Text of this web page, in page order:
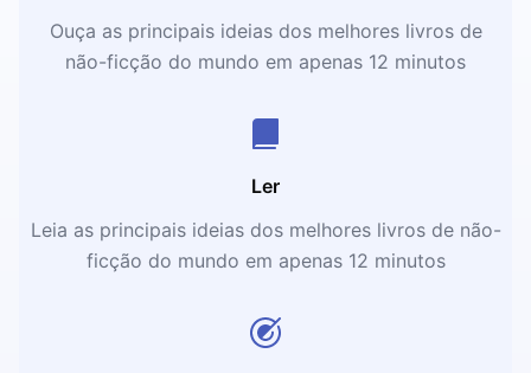
Ouça as principais ideias dos melhores livros de
não-ficção do mundo em apenas 12 minutos
Ler
Leia as principais ideias dos melhores livros de não-
ficção do mundo em apenas 12 minutos